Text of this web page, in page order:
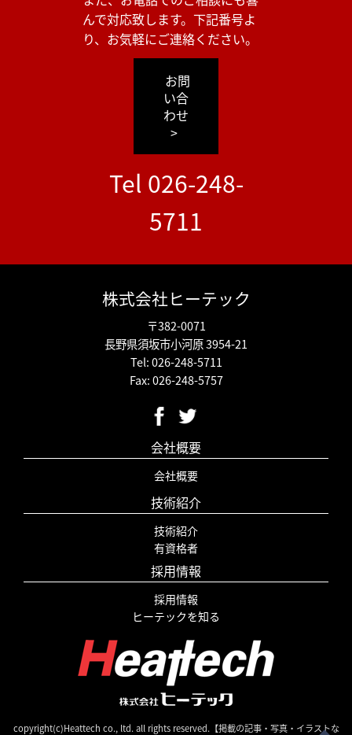
んで対応致します。下記番号よ
り、お気軽にご連絡ください。
お問
い合
わせ
>
Tel 026-248-
5711
株式会社ヒーテック
〒382-0071
長野県須坂市小河原 3954-21
Tel: 026-248-5711
Fax: 026-248-5757
会社概要
会社概要
技術紹介
技術紹介
有資格者
採用情報
採用情報
ヒーテックを知る
copyright(c)Heattech co., ltd. all rights reserved.【掲載の記事・写真・イラストな